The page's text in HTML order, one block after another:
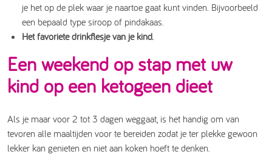
je het op de plek waar je naartoe gaat kunt vinden. Bijvoorbeeld
een bepaald type siroop of pindakaas.
Het favoriete drinkflesje van je kind.
Een weekend op stap met uw
kind op een ketogeen dieet
Als je maar voor 2 tot 3 dagen weggaat, is het handig om van
tevoren alle maaltijden voor te bereiden zodat je ter plekke gewoon
lekker kan genieten en niet aan koken hoeft te denken.